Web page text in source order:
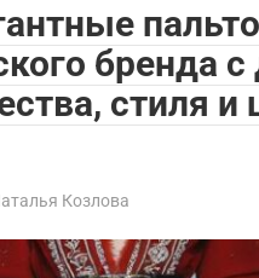
бренда
стиля и
Козлова